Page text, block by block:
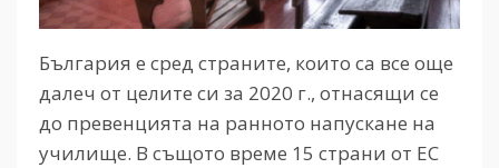
България е сред страните, които са все още
далеч от целите си за 2020 г., отнасящи се
до превенцията на ранното напускане на
училище. В същото време 15 страни от ЕС